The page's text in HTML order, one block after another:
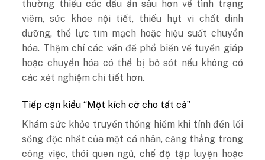
thường thiếu các dấu ấn sâu hơn về tình trạng
viêm, sức khỏe nội tiết, thiếu hụt vi chất dinh
dưỡng, thể lực tim mạch hoặc hiệu suất chuyển
hóa. Thậm chí các vấn đề phổ biến về tuyến giáp
hoặc chuyển hóa có thể bị bỏ sót nếu không có
các xét nghiệm chi tiết hơn.
Tiếp cận kiểu “Một kích cỡ cho tất cả”
Khám sức khỏe truyền thống hiếm khi tính đến lối
sống độc nhất của một cá nhân, căng thẳng trong
công việc, thói quen ngủ, chế độ tập luyện hoặc